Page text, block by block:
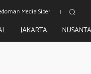
Media Siber
JAKARTA